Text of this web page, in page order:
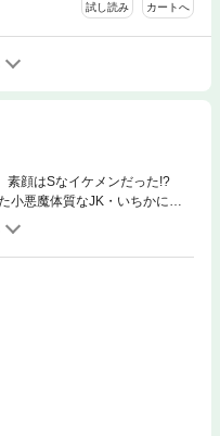
試し読み カートへ
素顔はSなイケメンだった!?
小悪魔体質なJK・いちかに唯
・モサ男)。いちかは腹立ちま
つく狭間を自分に惚れさせてや
接近してみたら、メガネを外し
(?)の理由を問ういちかをベッ
い…!?